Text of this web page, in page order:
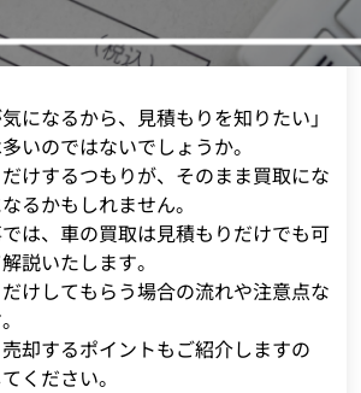
になるから、見積もりを知りたい」
いのではないでしょうか。
けするつもりが、そのまま買取にな
るかもしれません。
は、車の買取は見積もりだけでも可
説いたします。
けしてもらう場合の流れや注意点な
却するポイントもご紹介しますの
ください。